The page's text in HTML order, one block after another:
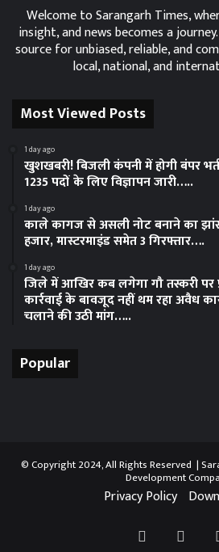
Welcome to Sarangarh Times,
insight, and news becomes a
source for unbiased, reliable, and
local, national, and
Most Viewed Posts
1 day ago
खुशखबरी! बिजली कंपनी में होगी बंपर
1235 पदों के लिए विज्ञापन जारी…..
1 day ago
काले कागज से असली नोट बनाने का
हजार, मास्टरमाइंड समेत 3 गिरफ्तार….
1 day ago
जिले में आखिर कब लगेगा गौ तस्करी पर
कार्रवाई के बावजूद नहीं थम रहा अवैध
चलाने की उठी मांग…..
Popular
© Copyright 2024, All Rights Reserved |
Development
Privacy Policy
Facebook